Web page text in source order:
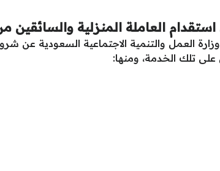
العاملة المنزلية والسائقين
العمل والتنمية الاجتماعية السعودية عن
تلك الخدمة، ومنها: